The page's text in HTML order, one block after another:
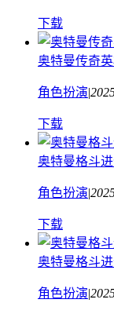
下载
奥特曼传奇
角色扮演|
下载
奥特曼格斗
角色扮演|
下载
奥特曼格斗
角色扮演|